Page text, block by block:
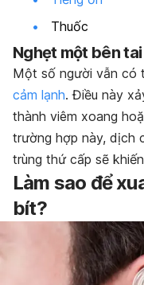
Thuốc
Nghẹt một bên
Một số người vẫn có
cảm lạnh. Điều này
thành viêm xoang
trường hợp này, dịch
trùng thứ cấp sẽ
Làm sao để
bít?